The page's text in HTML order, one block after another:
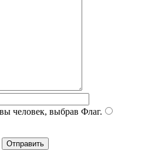
человек, выбрав Флаг.